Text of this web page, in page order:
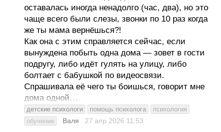
оставалась иногда ненадолго (час, два), но это
чаще всего были слезы, звонки по 10 раз когда
же ты мама вернёшься?!
Как она с этим справляется сейчас, если
вынуждена побыть одна дома — зовет в гости
подругу, либо идёт гулять на улицу, либо
болтает с бабушкой по видеосвязи.
Спрашивала её чего ты боишься, говорит мне
дома одной…
детские психологи помощь психолога
психология
обучение
Валя 27 апр 2026 11:53